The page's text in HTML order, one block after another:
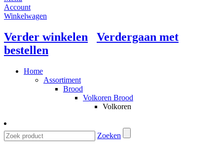
Account
Winkelwagen
Verder winkelen
Verdergaan met
bestellen
Home
Assortiment
Brood
Volkoren Brood
Volkoren
Zoeken